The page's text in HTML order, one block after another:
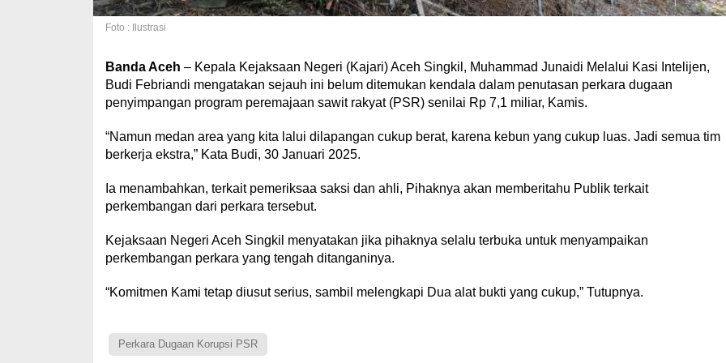
Foto : Ilustrasi
Banda Aceh – Kepala Kejaksaan Negeri (Kajari) Aceh Singkil, Muhammad Junaidi Melalui Kasi Intelijen,
Budi Febriandi mengatakan sejauh ini belum ditemukan kendala dalam penutasan perkara dugaan
penyimpangan program peremajaan sawit rakyat (PSR) senilai Rp 7,1 miliar, Kamis.
“Namun medan area yang kita lalui dilapangan cukup berat, karena kebun yang cukup luas. Jadi semua tim
berkerja ekstra,” Kata Budi, 30 Januari 2025.
Ia menambahkan, terkait pemeriksaa saksi dan ahli, Pihaknya akan memberitahu Publik terkait
perkembangan dari perkara tersebut.
Kejaksaan Negeri Aceh Singkil menyatakan jika pihaknya selalu terbuka untuk menyampaikan
perkembangan perkara yang tengah ditanganinya.
“Komitmen Kami tetap diusut serius, sambil melengkapi Dua alat bukti yang cukup,” Tutupnya.
Perkara Dugaan Korupsi PSR